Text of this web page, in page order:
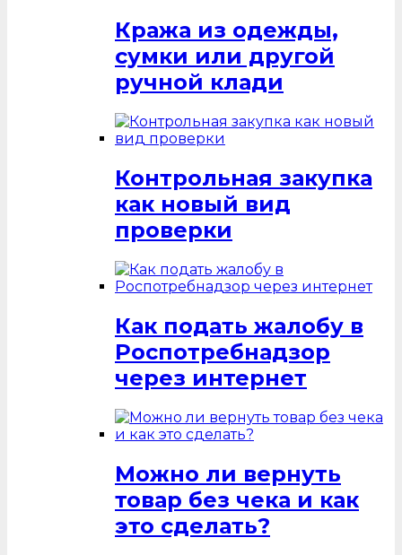
Кража из одежды,
сумки или другой
ручной клади
Контрольная закупка
как новый вид
проверки
Как подать жалобу в
Роспотребнадзор
через интернет
Можно ли вернуть
товар без чека и как
это сделать?